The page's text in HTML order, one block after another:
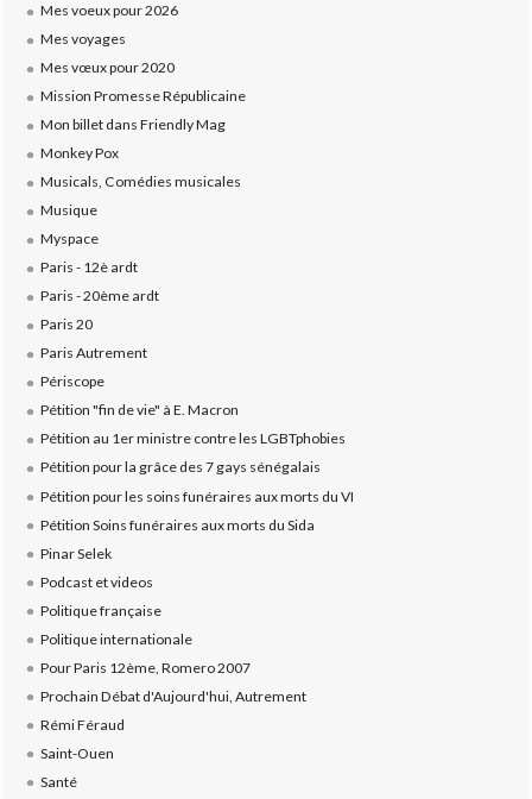
Mes voeux pour 2026
Mes voyages
Mes vœux pour 2020
Mission Promesse Républicaine
Mon billet dans Friendly Mag
Monkey Pox
Musicals, Comédies musicales
Musique
Myspace
Paris - 12è ardt
Paris - 20ème ardt
Paris 20
Paris Autrement
Périscope
Pétition "fin de vie" à E. Macron
Pétition au 1er ministre contre les LGBTphobies
Pétition pour la grâce des 7 gays sénégalais
Pétition pour les soins funéraires aux morts du VI
Pétition Soins funéraires aux morts du Sida
Pinar Selek
Podcast et videos
Politique française
Politique internationale
Pour Paris 12ème, Romero 2007
Prochain Débat d'Aujourd'hui, Autrement
Rémi Féraud
Saint-Ouen
Santé